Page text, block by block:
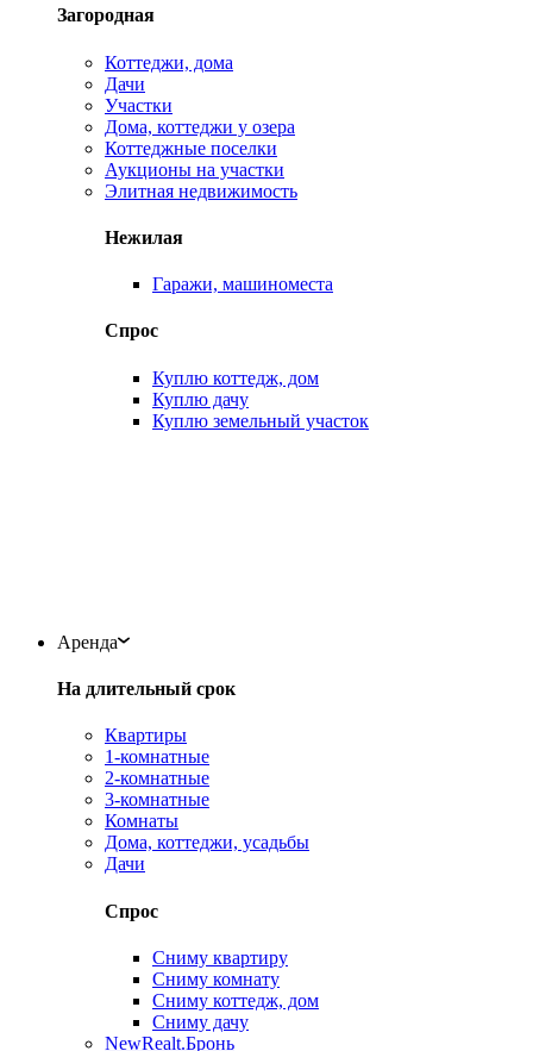
Загородная
Коттеджи, дома
Дачи
Участки
Дома, коттеджи у озера
Коттеджные поселки
Аукционы на участки
Элитная недвижимость
Нежилая
Гаражи, машиноместа
Спрос
Куплю коттедж, дом
Куплю дачу
Куплю земельный участок
Аренда
На длительный срок
Квартиры
1-комнатные
2-комнатные
3-комнатные
Комнаты
Дома, коттеджи, усадьбы
Дачи
Спрос
Сниму квартиру
Сниму комнату
Сниму коттедж, дом
Сниму дачу
NewRealt.Бронь